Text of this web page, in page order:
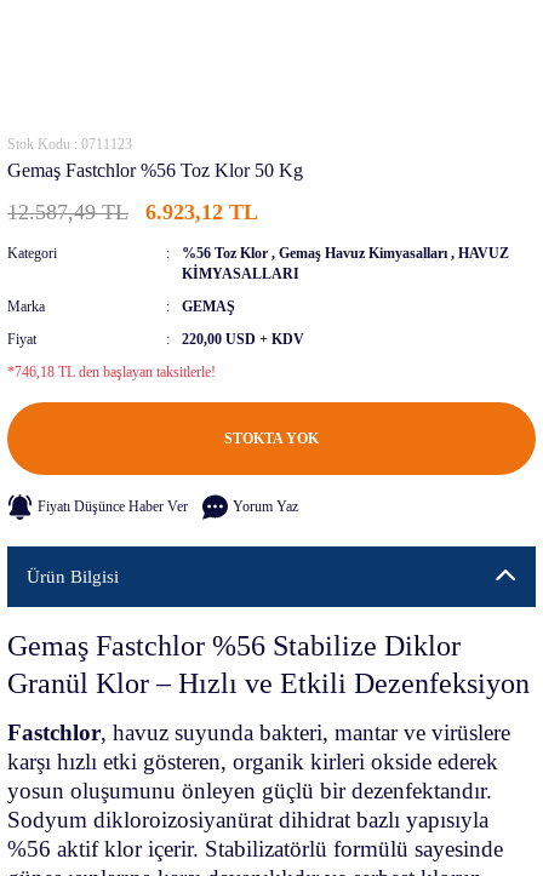
Stok Kodu : 0711123
Gemaş Fastchlor %56 Toz Klor 50 Kg
12.587,49 TL 6.923,12 TL
Kategori %56 Toz Klor , Gemaş Havuz Kimyasalları , HAVUZ
KİMYASALLARI
Marka
GEMAŞ
Fiyat
220,00 USD + KDV
*746,18 TL den başlayan taksitlerle!
STOKTA YOK
Fiyatı Düşünce Haber Ver Yorum Yaz
Ürün Bilgisi
Gemaş Fastchlor %56 Stabilize Diklor
Granül Klor – Hızlı ve Etkili Dezenfeksiyon
Fastchlor, havuz suyunda bakteri, mantar ve virüslere
karşı hızlı etki gösteren, organik kirleri okside ederek
yosun oluşumunu önleyen güçlü bir dezenfektandır.
Sodyum dikloroizosiyanürat dihidrat bazlı yapısıyla
%56 aktif klor içerir. Stabilizatörlü formülü sayesinde